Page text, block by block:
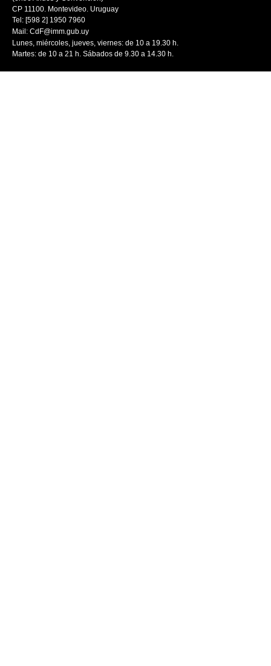
CP 11100. Montevideo. Uruguay
Tel: [598 2] 1950 7960
Mail: CdF@imm.gub.uy
Lunes, miércoles, jueves, viernes: de 10 a 19.30 h.
Martes: de 10 a 21 h. Sábados de 9.30 a 14.30 h.